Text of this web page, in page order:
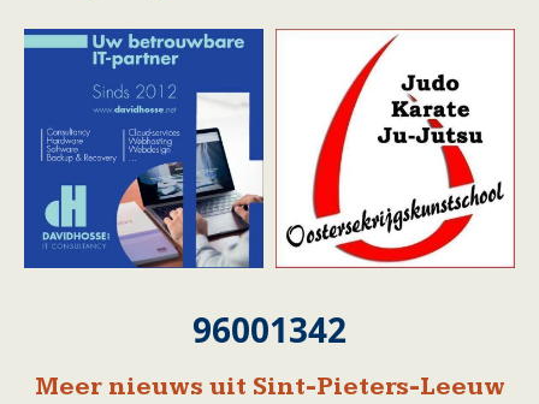
96001342
Meer nieuws uit Sint-Pieters-Leeuw